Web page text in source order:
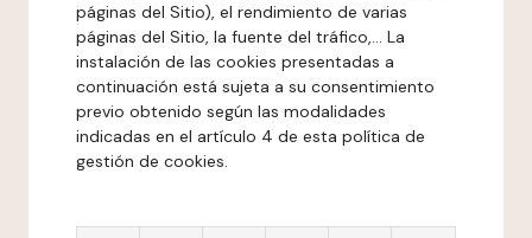
páginas del Sitio), el rendimiento de varias
páginas del Sitio, la fuente del tráfico,... La
instalación de las cookies presentadas a
continuación está sujeta a su consentimiento
previo obtenido según las modalidades
indicadas en el artículo 4 de esta política de
gestión de cookies.